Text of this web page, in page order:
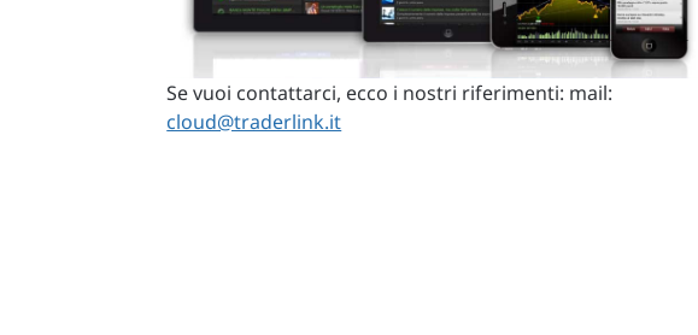
Se vuoi contattarci, ecco i nostri riferimenti: mail:
cloud@traderlink.it